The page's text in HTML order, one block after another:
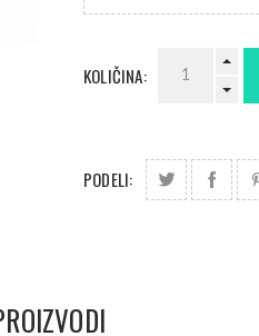
KOLIČINA:
PODELI: